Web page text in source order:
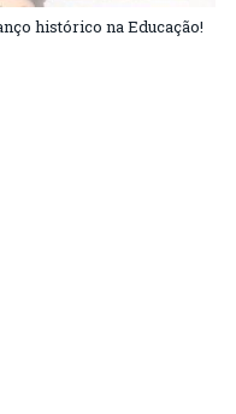
histórico na Educação!